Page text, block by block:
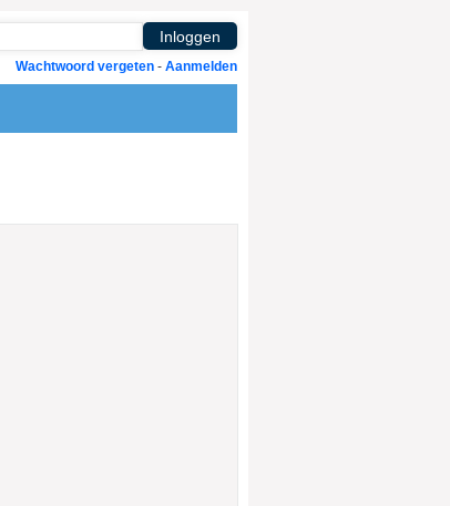
Wachtwoord vergeten - Aanmelden